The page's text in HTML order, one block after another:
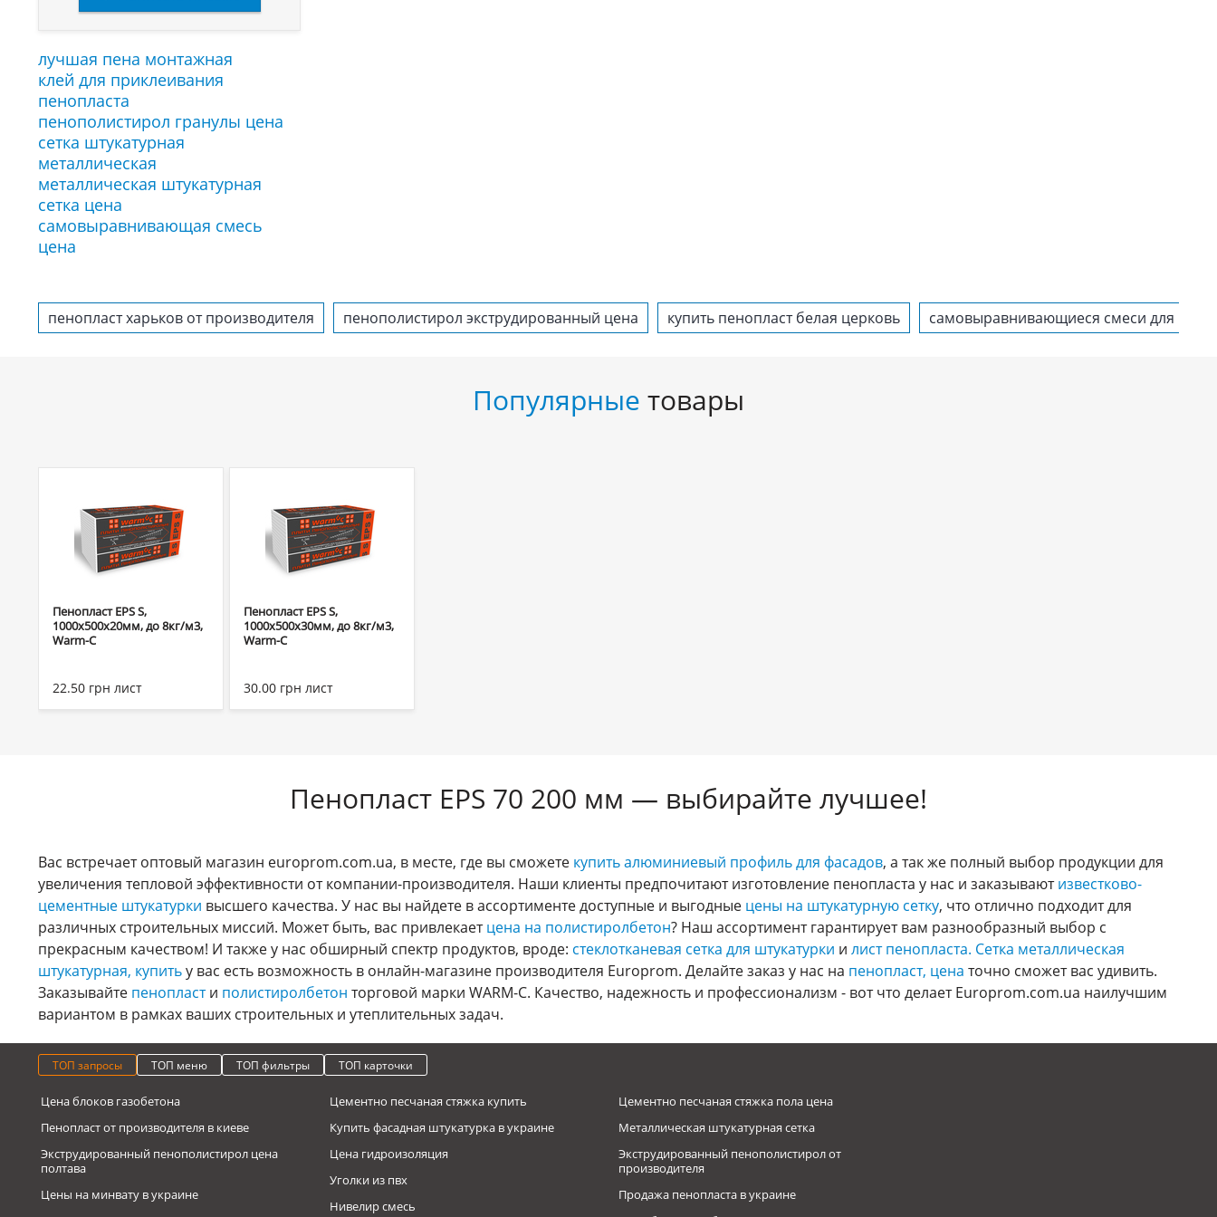
лучшая пена монтажная
клей для приклеивания
пенопласта
пенополистирол гранулы цена
сетка штукатурная
металлическая
металлическая штукатурная
сетка цена
самовыравнивающая смесь
цена
пенопласт харьков от производителя пенополистирол экструдированный цена купить пенопласт белая церковь самовыравнивающиеся смеси для
Популярные товары
Пенопласт EPS S,
1000х500х20мм, до 8кг/м3,
Warm-C
22.50 грн лист
Пенопласт EPS S,
1000х500х30мм, до 8кг/м3,
Warm-C
30.00 грн лист
Пенопласт EPS 70 200 мм — выбирайте лучшее!
Вас встречает оптовый магазин europrom.com.ua, в месте, где вы сможете купить алюминиевый профиль для фасадов, а так же полный выбор продукции для
увеличения тепловой эффективности от компании-производителя. Наши клиенты предпочитают изготовление пенопласта у нас и заказываютизвестково-
цементные штукатурки высшего качества. У нас вы найдете в ассортименте доступные и выгодные цены на штукатурную сетку, что отлично подходит для
различных строительных миссий. Может быть, вас привлекаетцена на полистиролбетон? Наш ассортимент гарантирует вам разнообразный выбор с
прекрасным качеством! И также у нас обширный спектр продуктов, вроде: стеклотканевая сетка для штукатурки и лист пенопласта. Сетка металлическая
штукатурная, купитьу вас есть возможность в онлайн-магазине производителя Europrom. Делайте заказ у нас на пенопласт, цена точно сможет вас удивить.
Заказывайте пенопласти полистиролбетон торговой марки WARM-C. Качество, надежность и профессионализм - вот что делает Europrom.com.ua наилучшим
вариантом в рамках ваших строительных и утеплительных задач.
ТОП запросы ТОП меню ТОП фильтры ТОП карточки
Цена блоков газобетона
Пенопласт от производителя в киеве
Экструдированный пенополистирол цена
полтава
Цены на минвату в украине
Цементно песчаная стяжка купить
Купить фасадная штукатурка в украине
Цена гидроизоляция
Уголки из пвх
Нивелир смесь
Цементно песчаная стяжка пола цена
Металлическая штукатурная сетка
Экструдированный пенополистирол от
производителя
Продажа пенопласта в украине